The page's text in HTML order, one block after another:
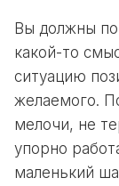
Вы должны
какой-то
ситуацию
желаемого.
мелочи, не
упорно
маленький